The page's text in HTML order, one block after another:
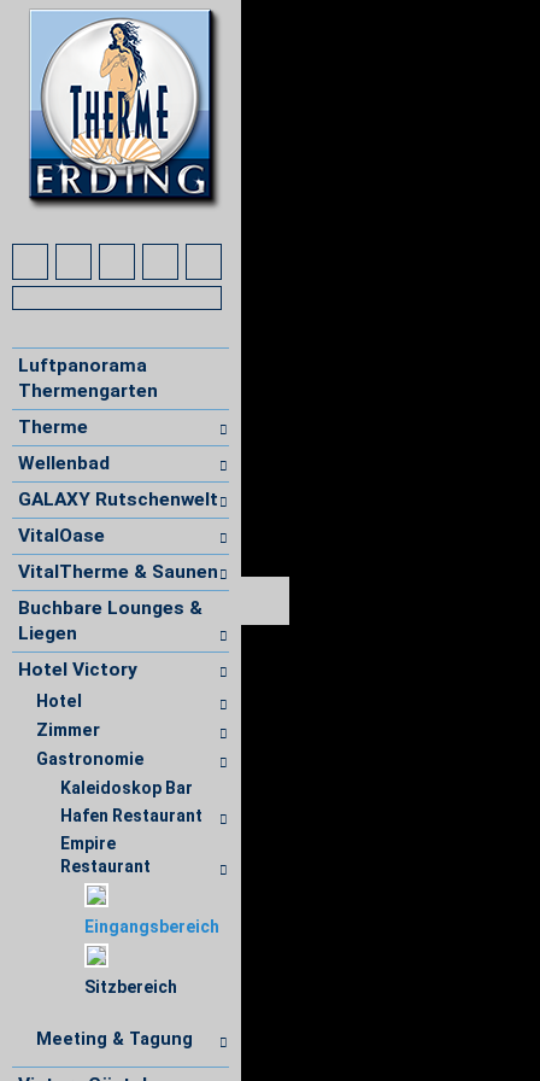
Luftpanorama
Thermengarten
Therme
Wellenbad
GALAXY Rutschenwelt
VitalOase
VitalTherme & Saunen
Buchbare Lounges &
Liegen
Hotel Victory
Hotel
Zimmer
Gastronomie
Kaleidoskop Bar
Hafen Restaurant
Empire
Restaurant
Eingangsbereich
Sitzbereich
Meeting & Tagung